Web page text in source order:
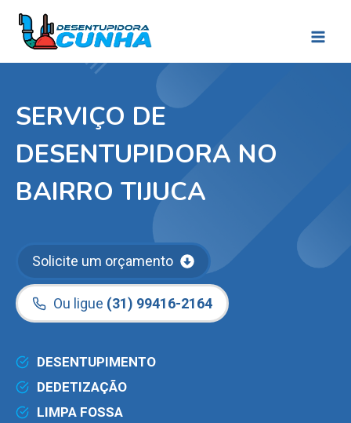
Pular
para
SERVIÇO DE
DESENTUPIDORA NO
BAIRRO TIJUCA
Solicite um orçamento
Ou ligue (31) 99416-2164
DESENTUPIMENTO
DEDETIZAÇÃO
LIMPA FOSSA